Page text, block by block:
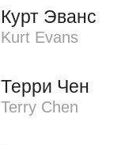
Курт Эванс
Kurt Evans
Терри Чен
Terry Chen